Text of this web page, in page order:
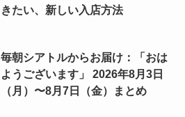
きたい、新しい入店方法
毎朝シアトルからお届け：「おは
ようございます」 2026年8月3日
（月）〜8月7日（金）まとめ